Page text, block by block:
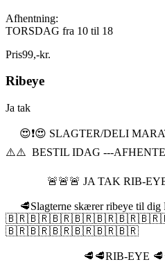
Afhentning:
TORSDAG fra 10 til 18
Pris99,-kr.
Ribeye
Ja tak
😍❗️😍 SLAGTER/DELI
⚠️⚠️ BESTIL IDAG ---
🚨🚨🚨 JA TAK RIB-EYE
🥩Slagterne skærer ribeye til dig
🇧🇷🇧🇷🇧🇷🇧🇷🇧🇷🇧🇷
🥩🥩RIB-EYE